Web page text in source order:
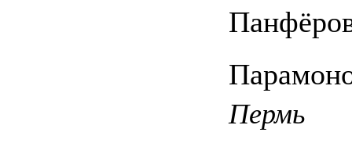
Пермь